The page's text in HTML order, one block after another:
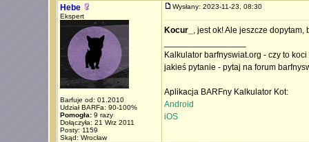
Hebe
Ekspert
Barfuje od: 01.2010
Udział BARFa: 90-100%
Pomogła:9 razy
Dołączyła: 21 Wrz 2011
Posty: 1159
Skąd: Wrocław
Wysłany: 2023-11-23, 08:30
Kocur_ , jest ok! Ale jeszcze
Kalkulator barfnyswiat.org - czy to
jakieś pytanie - pytaj na forum
Aplikacja BARFny Kalkulator Kot:
Android
iOS